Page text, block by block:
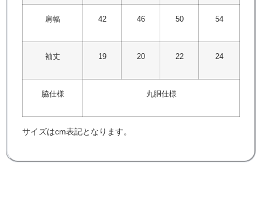
肩幅 42 46 50 54
袖丈 19 20 22 24
脇仕様 丸胴仕様
サイズはcm表記となります。